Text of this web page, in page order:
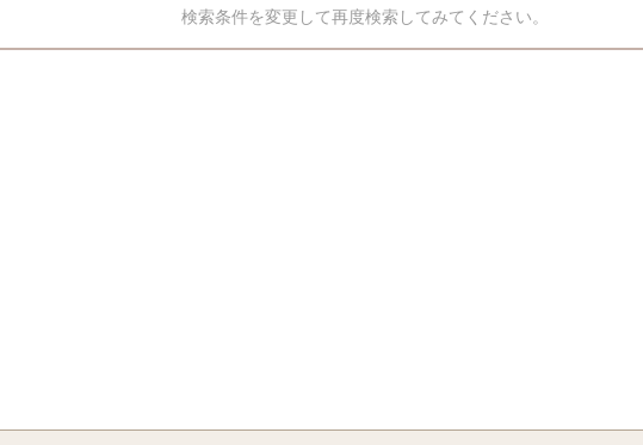
検索条件を変更して再度検索してみてください。